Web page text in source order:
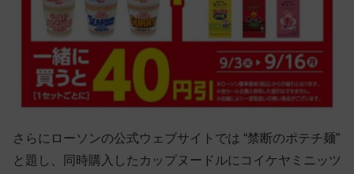
さらにローソンの公式ウェブサイトでは “禁断のポテチ麺”
と題し、同時購入したカップヌードルにコイケヤミニッツ